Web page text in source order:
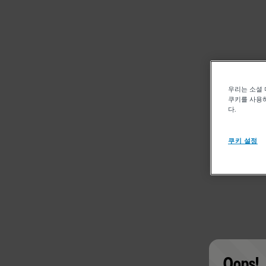
우리는 소셜
쿠키를 사용
다.
쿠키 설정